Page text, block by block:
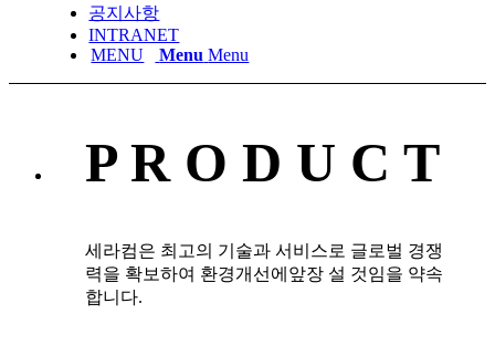
공지사항
INTRANET
Menu Menu
P R O D U C T
세라컴은 최고의 기술과 서비스로 글로벌 경쟁
력을 확보하여 환경개선에앞장 설 것임을 약속
합니다.